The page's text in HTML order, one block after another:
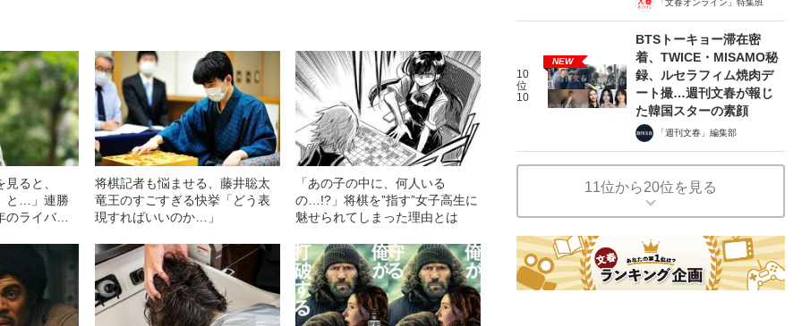
ると、
と…」連勝
ライバル
将棋記者も悩ませる、藤井聡太
竜王のすごすぎる快挙「どう表
現すればいいのか…」
「あの子の中に、何人いる
の…!?」将棋を”指す”女子高生に
魅せられてしまった理由とは
「文春オンライン」特集班
10
位
10
NEW
BTSトーキョー滞在密
着、TWICE・MISAMO秘
録、ルセラフィム焼肉デ
ート撮…週刊文春が報じ
た韓国スターの素顔
「週刊文春」編集部
11位から20位を見る